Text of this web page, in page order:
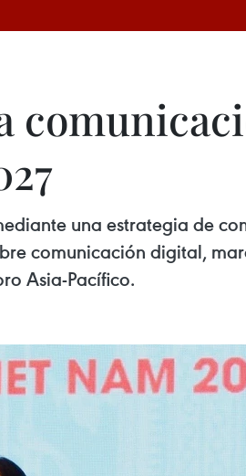
una estrategia de
comunicación digital,
Asia-Pacífico.